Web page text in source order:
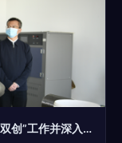
以创新服务赋能绿色转型——范兆森调研“双创”工作并深入企业开展生物质能技术服务支持